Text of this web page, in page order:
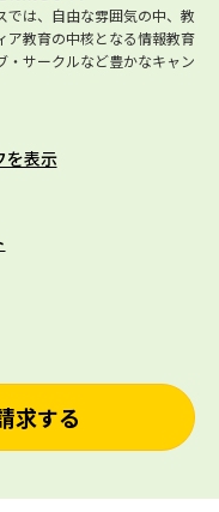
では、自由な雰囲気の中、教
ア教育の中核となる情報教育
・サークルなど豊かなキャン
を表示
求する